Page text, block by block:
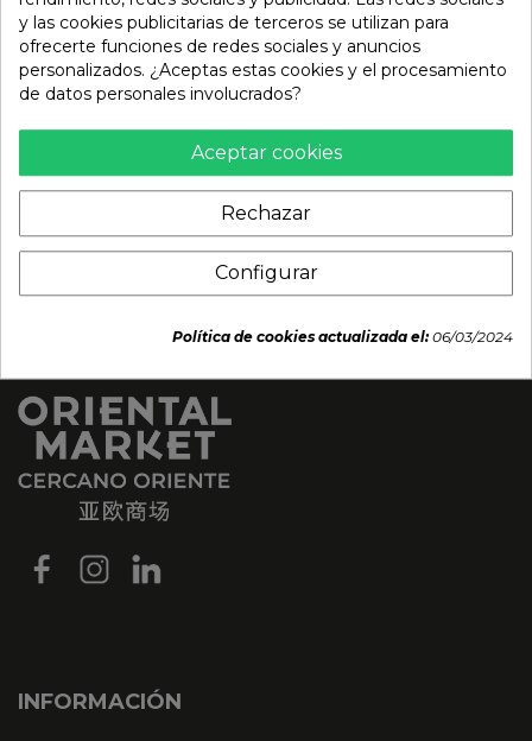
Alga nori premium 50
hojas SHIKOU 125g
9,70 €
Alga yaki nori sushi 100
hojas Silver (SUSHI KING)
280g
24,95 €
INFORMACIÓN
y las cookies publicitarias de terceros se utilizan para
ofrecerte funciones de redes sociales y anuncios
personalizados. ¿Aceptas estas cookies y el procesamiento
de datos personales involucrados?
Aceptar cookies
Rechazar
Configurar
Política de cookies actualizada el:06/03/2024